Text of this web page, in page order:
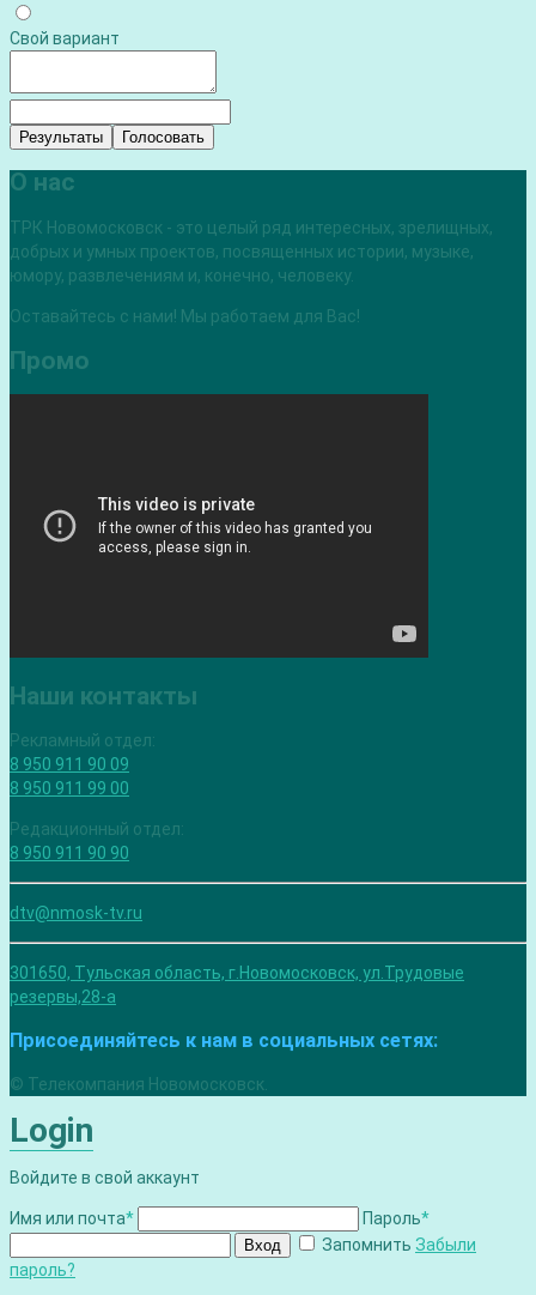
Свой вариант
Результаты Голосовать
О нас
ТРК Новомосковск - это целый ряд интересных, зрелищных,
добрых и умных проектов, посвященных истории, музыке,
юмору, развлечениям и, конечно, человеку.
Оставайтесь с нами! Мы работаем для Вас!
Промо
Наши контакты
Рекламный отдел:
8 950 911 90 09
8 950 911 99 00
Редакционный отдел:
8 950 911 90 90
dtv@nmosk-tv.ru
301650, Тульская область, г.Новомосковск, ул.Трудовые
резервы,28-а
Присоединяйтесь к нам в социальных сетях:
© Телекомпания Новомосковск.
Login
Войдите в свой аккаунт
Имя или почта* Пароль*
Вход Запомнить Забыли
пароль?